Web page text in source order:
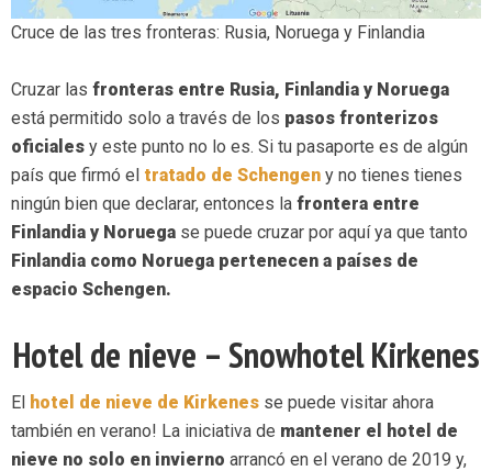
Cruce de las tres fronteras: Rusia, Noruega y Finlandia
Cruzar las fronteras entre Rusia, Finlandia y Noruega
está permitido solo a través de los pasos fronterizos
oficiales y este punto no lo es. Si tu pasaporte es de algún
país que firmó el tratado de Schengen y no tienes tienes
ningún bien que declarar, entonces la frontera entre
Finlandia y Noruega se puede cruzar por aquí ya que tanto
Finlandia como Noruega pertenecen a países de
espacio Schengen.
Hotel de nieve – Snowhotel Kirkenes
El hotel de nieve de Kirkenes se puede visitar ahora
también en verano! La iniciativa de mantener el hotel de
nieve no solo en invierno arrancó en el verano de 2019 y,